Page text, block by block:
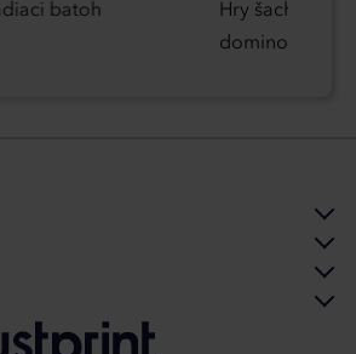
batoh
Hry šach,
domino